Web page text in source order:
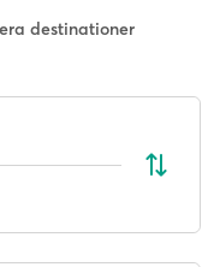
destinationer